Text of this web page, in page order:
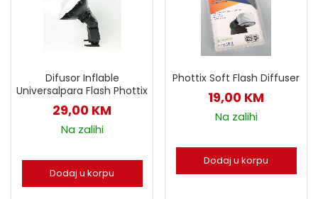
Difusor Inflable
Universalpara Flash Phottix
29,00 KM
Na zalihi
Dodaj u korpu
Phottix Soft Flash Diffuser
19,00 KM
Na zalihi
Dodaj u korpu